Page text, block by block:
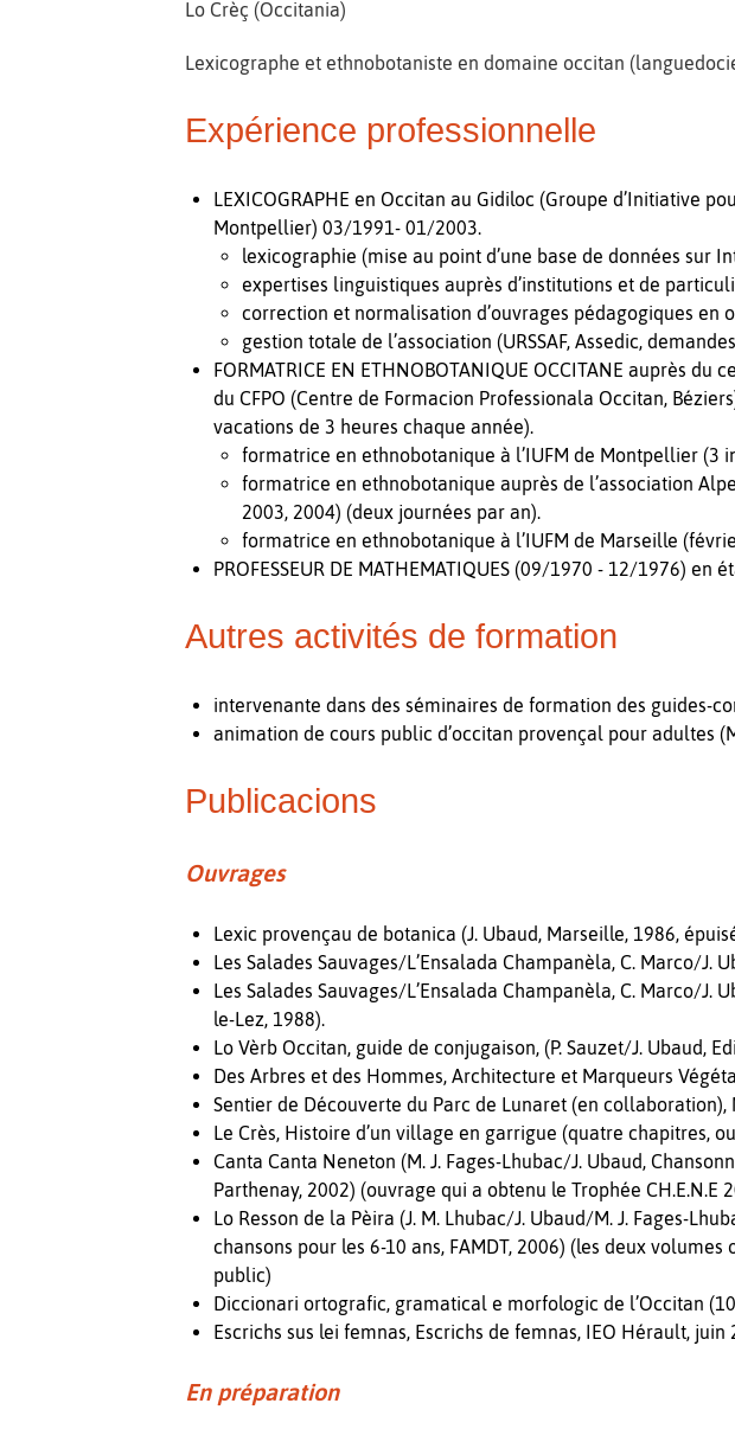
Lo Crèç (Occitania)
Lexicographe et ethnobotaniste en domaine occitan
Expérience professionnelle
LEXICOGRAPHE en Occitan au Gidiloc (Groupe d’Initiative
Montpellier) 03/1991- 01/2003.
lexicographie (mise au point d’une base de données sur
expertises linguistiques auprès d’institutions et de
correction et normalisation d’ouvrages pédagogiques en
gestion totale de l’association (URSSAF, Assedic,
FORMATRICE EN ETHNOBOTANIQUE OCCITANE auprès
du CFPO (Centre de Formacion Professionala Occitan,
vacations de 3 heures chaque année).
formatrice en ethnobotanique à l’IUFM de Montpellier (3
formatrice en ethnobotanique auprès de l’association
2003, 2004) (deux journées par an).
formatrice en ethnobotanique à l’IUFM de Marseille
PROFESSEUR DE MATHEMATIQUES (09/1970 - 12/1976)
Autres activités de formation
intervenante dans des séminaires de formation des guides-
animation de cours public d’occitan provençal pour adultes
Publicacions
Ouvrages
Lexic provençau de botanica (J. Ubaud, Marseille, 1986,
Les Salades Sauvages/L’Ensalada Champanèla, C. Marco/J.
Les Salades Sauvages/L’Ensalada Champanèla, C. Marco/J.
le-Lez, 1988).
Lo Vèrb Occitan, guide de conjugaison, (P. Sauzet/J. Ubaud,
Des Arbres et des Hommes, Architecture et Marqueurs
Sentier de Découverte du Parc de Lunaret (en
Le Crès, Histoire d’un village en garrigue (quatre chapitres,
Canta Canta Neneton (M. J. Fages-Lhubac/J. Ubaud,
Parthenay, 2002) (ouvrage qui a obtenu le Trophée CH.E.N.E
Lo Resson de la Pèira (J. M. Lhubac/J. Ubaud/M. J. Fages-
chansons pour les 6-10 ans, FAMDT, 2006) (les deux
public)
Diccionari ortografic, gramatical e morfologic de l’Occitan
Escrichs sus lei femnas, Escrichs de femnas, IEO Hérault, juin
En préparation